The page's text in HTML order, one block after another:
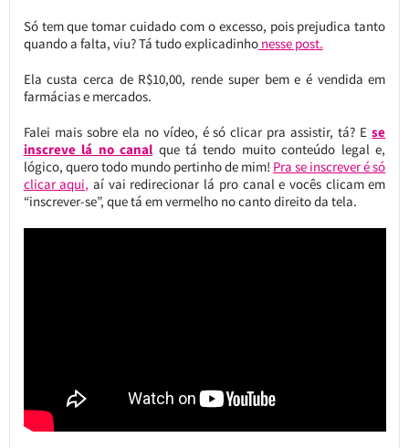
Só tem que tomar cuidado com o excesso, pois prejudica tanto
quando a falta, viu? Tá tudo explicadinhonesse post.
Ela custa cerca de R$10,00, rende super bem e é vendida em
farmácias e mercados.
Falei mais sobre ela no vídeo, é só clicar pra assistir, tá? Ese
inscreve lá no canal que tá tendo muito conteúdo legal e,
lógico, quero todo mundo pertinho de mim! Pra se inscrever é só
clicar aqui, aí vai redirecionar lá pro canal e vocês clicam em
“inscrever-se”, que tá em vermelho no canto direito da tela.